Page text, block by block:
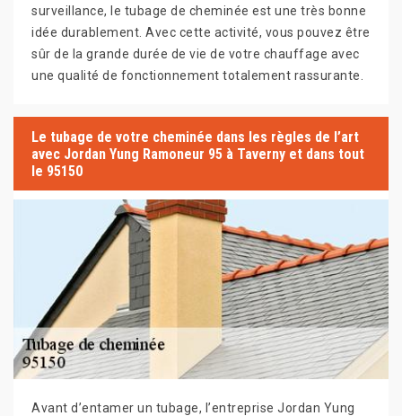
surveillance, le tubage de cheminée est une très bonne
idée durablement. Avec cette activité, vous pouvez être
sûr de la grande durée de vie de votre chauffage avec
une qualité de fonctionnement totalement rassurante.
Le tubage de votre cheminée dans les règles de l’art
avec Jordan Yung Ramoneur 95 à Taverny et dans tout
le 95150
Avant d’entamer un tubage, l’entreprise Jordan Yung